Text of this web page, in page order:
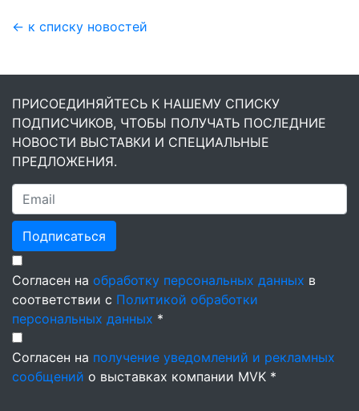
← к списку новостей
ПРИСОЕДИНЯЙТЕСЬ К НАШЕМУ СПИСКУ
ПОДПИСЧИКОВ, ЧТОБЫ ПОЛУЧАТЬ ПОСЛЕДНИЕ
НОВОСТИ ВЫСТАВКИ И СПЕЦИАЛЬНЫЕ
ПРЕДЛОЖЕНИЯ.
Подписаться
Согласен на обработку персональных данных в
соответствии с Политикой обработки
персональных данных *
Согласен на получение уведомлений и рекламных
сообщений о выставках компании MVK *